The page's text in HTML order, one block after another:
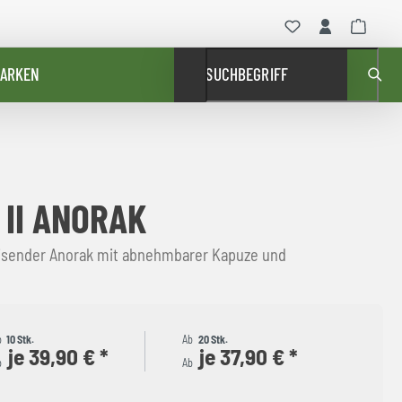
SUCHBEGRIFF
ANORAK
Anorak mit abnehmbarer Kapuze und
10 Stk.
je 39,90 € *
Ab 20 Stk.
Ab je 37,90 € *